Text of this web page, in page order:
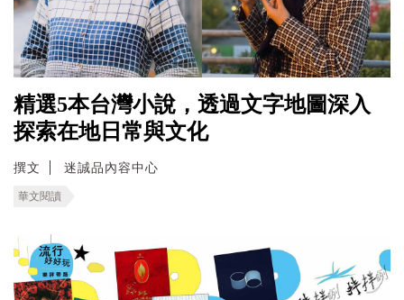
精選5本台灣小說，透過文字地圖深入
探索在地日常與文化
撰文 迷誠品內容中心
華文閱讀